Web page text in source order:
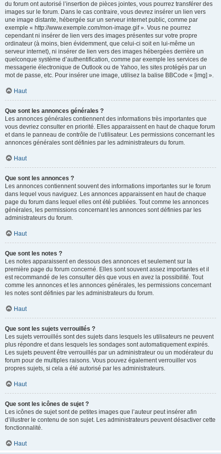
du forum ont autorisé l’insertion de pièces jointes, vous pourrez transférer des
images sur le forum. Dans le cas contraire, vous devrez insérer un lien vers
une image distante, hébergée sur un serveur internet public, comme par
exemple « http://www.exemple.com/mon-image.gif ». Vous ne pourrez
cependant ni insérer de lien vers des images présentes sur votre propre
ordinateur (à moins, bien évidemment, que celui-ci soit en lui-même un
serveur internet), ni insérer de lien vers des images hébergées derrière un
quelconque système d’authentification, comme par exemple les services de
messagerie électronique de Outlook ou de Yahoo, les sites protégés par un
mot de passe, etc. Pour insérer une image, utilisez la balise BBCode « [img] ».
Haut
Que sont les annonces générales ?
Les annonces générales contiennent des informations très importantes que
vous devriez consulter en priorité. Elles apparaissent en haut de chaque forum
et dans le panneau de contrôle de l’utilisateur. Les permissions concernant les
annonces générales sont définies par les administrateurs du forum.
Haut
Que sont les annonces ?
Les annonces contiennent souvent des informations importantes sur le forum
dans lequel vous naviguez. Les annonces apparaissent en haut de chaque
page du forum dans lequel elles ont été publiées. Tout comme les annonces
générales, les permissions concernant les annonces sont définies par les
administrateurs du forum.
Haut
Que sont les notes ?
Les notes apparaissent en dessous des annonces et seulement sur la
première page du forum concerné. Elles sont souvent assez importantes et il
est recommandé de les consulter dès que vous en avez la possibilité. Tout
comme les annonces et les annonces générales, les permissions concernant
les notes sont définies par les administrateurs du forum.
Haut
Que sont les sujets verrouillés ?
Les sujets verrouillés sont des sujets dans lesquels les utilisateurs ne peuvent
plus répondre et dans lesquels les sondages sont automatiquement expirés.
Les sujets peuvent être verrouillés par un administrateur ou un modérateur du
forum pour de multiples raisons. Vous pouvez également verrouiller vos
propres sujets, si cela a été autorisé par les administrateurs.
Haut
Que sont les icônes de sujet ?
Les icônes de sujet sont de petites images que l’auteur peut insérer afin
d’illustrer le contenu de son sujet. Les administrateurs peuvent désactiver cette
fonctionnalité.
Haut